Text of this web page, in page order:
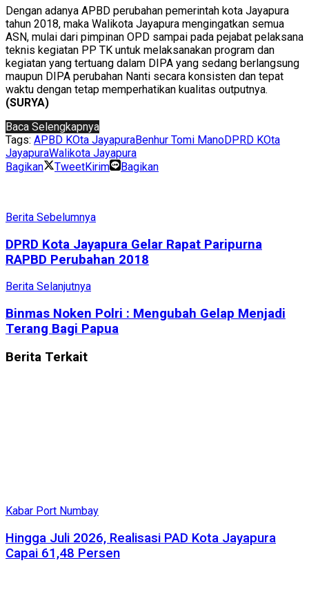
Dengan adanya APBD perubahan pemerintah kota Jayapura
tahun 2018, maka Walikota Jayapura mengingatkan semua
ASN, mulai dari pimpinan OPD sampai pada pejabat pelaksana
teknis kegiatan PP TK untuk melaksanakan program dan
kegiatan yang tertuang dalam DIPA yang sedang berlangsung
maupun DIPA perubahan Nanti secara konsisten dan tepat
waktu dengan tetap memperhatikan kualitas outputnya.
(SURYA)
Baca Selengkapnya
Tags: APBD KOta JayapuraBenhur Tomi ManoDPRD KOta
JayapuraWalikota Jayapura
Bagikan
TweetKirim Bagikan
Berita Sebelumnya
DPRD Kota Jayapura Gelar Rapat Paripurna
RAPBD Perubahan 2018
Berita Selanjutnya
Binmas Noken Polri : Mengubah Gelap Menjadi
Terang Bagi Papua
Berita Terkait
Kabar Port Numbay
Hingga Juli 2026, Realisasi PAD Kota Jayapura
Capai 61,48 Persen